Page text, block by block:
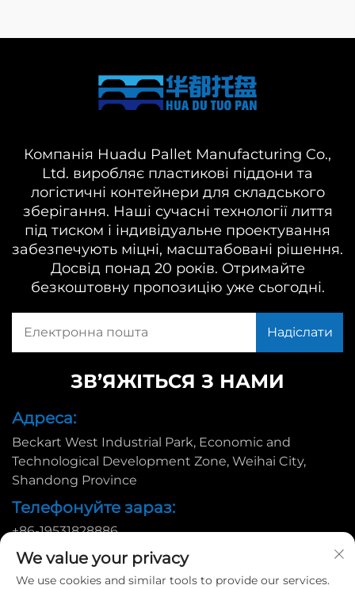
Компанія Huadu Pallet Manufacturing Co.,
Ltd. виробляє пластикові піддони та
логістичні контейнери для складського
зберігання. Наші сучасні технології лиття
під тиском і індивідуальне проектування
забезпечують міцні, масштабовані рішення.
Досвід понад 20 років. Отримайте
безкоштовну пропозицію уже сьогодні.
ЗВ’ЯЖІТЬСЯ З НАМИ
Адреса:
Beckart West Industrial Park, Economic and
Technological Development Zone, Weihai City,
Shandong Province
Телефонуйте зараз:
+86-19531828886
Ел. пошта:
[email protected]
We value your privacy
We use cookies and similar tools to provide our services.